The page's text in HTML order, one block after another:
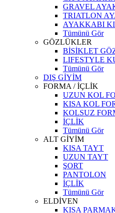
GRAVEL
TRIATLON
AYAKKABI
Tümünü Gör
GÖZLÜKLER
BİSİKLET
LIFESTYLE
Tümünü Gör
DIŞ GİYİM
FORMA / İÇLİK
UZUN KOL
KISA KOL
KOLSUZ
İÇLİK
Tümünü Gör
ALT GİYİM
KISA TAYT
UZUN TAYT
ŞORT
PANTOLON
İÇLİK
Tümünü Gör
ELDİVEN
KISA